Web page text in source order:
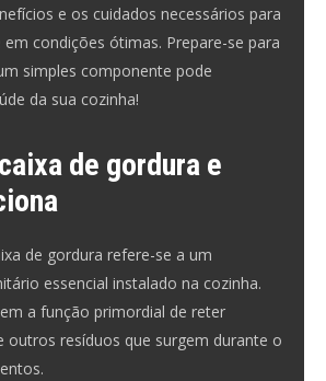
e os cuidados necessários para
condições ótimas. Prepare-se para
simples componente pode
da sua cozinha!
de gordura e
de gordura refere-se a um
essencial instalado na cozinha.
a função primordial de reter
outros resíduos que surgem durante o